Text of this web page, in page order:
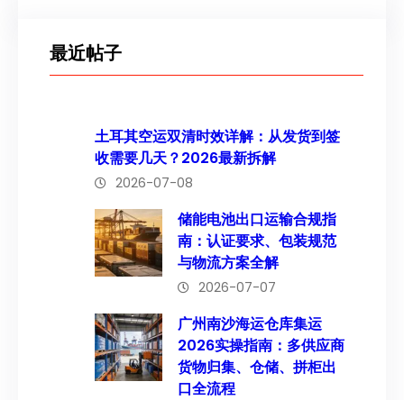
最近帖子
土耳其空运双清时效详解：从发货到签
收需要几天？2026最新拆解
2026-07-08
储能电池出口运输合规指
南：认证要求、包装规范
与物流方案全解
2026-07-07
广州南沙海运仓库集运
2026实操指南：多供应商
货物归集、仓储、拼柜出
口全流程